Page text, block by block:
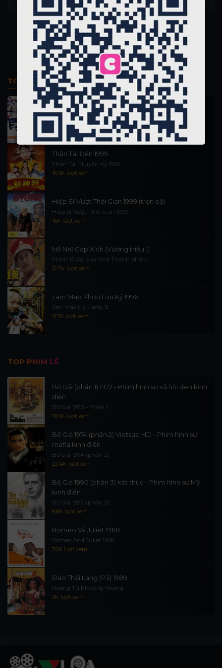
A Charlie Brown Christmas The Aristocats
TOP PHIM BỘ
Thi Công Kỳ Án 1997
施公奇案 1997
89.9K lượt xem
Thần Tài Đến 1999
Thần Tài Truyền Kỳ 1999
16.5K lượt xem
Hiệp Sĩ Vượt Thời Gian 1999 (trọn bộ)
Hiệp Sĩ Vượt Thời Gian 1999
16K lượt xem
Nỗ Nhĩ Cáp Xích (Vương triều 1)
Phim 13 đời vua nhà Thanh phần 1
12.7K lượt xem
Tam Mao Phưu Lưu Ký 1996
San Mao Liu Lang Ji
11.7K lượt xem
TOP PHIM LẺ
Bố Già (phần 1) 1972 - Phim hình sự xã hội đen kinh
điển
Bố Già 1972 - Phần 1
76.1K lượt xem
Bố Già 1974 (phần 2) Vietsub HD - Phim hình sự
mafia kinh điển
Bố Già 1974 (phần 2)
22.4K lượt xem
Bố Già 1990 (phần 3) kết thúc - Phim hình sự Mỹ
kinh điển
Bố Già 1990 (phần 3)
8.8K lượt xem
Romeo Và Juliet 1968
Romeo And Juliet 1968
7.6K lượt xem
Đào Thái Lang (P3) 1989
Hoàng Tử Phượng Hoàng
3K lượt xem